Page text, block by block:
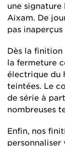
une signature
Aixam. De
pas
Dès la finition
la fermeture
électrique du
teintées. Le
de série à
nombreuses
Enfin, nos
personnaliser